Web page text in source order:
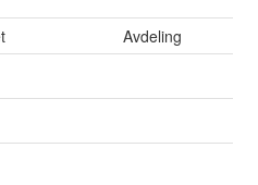
Avdeling